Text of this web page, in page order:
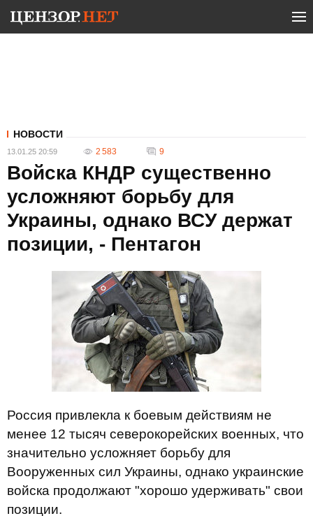
НОВОСТИ
13.01.25 20:59 2 583 9
Войска КНДР существенно
усложняют борьбу для
Украины, однако ВСУ держат
позиции, - Пентагон
Россия привлекла к боевым действиям не
менее 12 тысяч северокорейских военных, что
значительно усложняет борьбу для
Вооруженных сил Украины, однако украинские
войска продолжают "хорошо удерживать" свои
позиции.